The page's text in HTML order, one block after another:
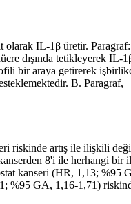
olarak IL-1β üretir. Paragraf:
dışında tetikleyerek IL-
bir araya getirerek
B. Paragraf,
riskinde artış ile ilişkili
8'i ile herhangi bir
kanseri (HR, 1,13; %95
%95 GA, 1,16-1,71)